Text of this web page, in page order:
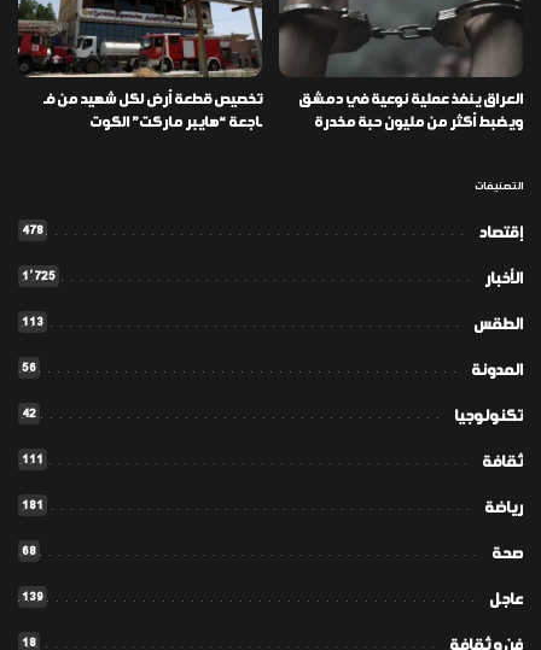
العراق ينفذ عملية نوعية في دمشق
ويضبط أكثر من مليون حبة مخدرة
تخصيص قطعة أرض لكل شهيد من فـ
ـاجعة “هايبر ماركت” الكوت
التصنيفات
إقتصاد 478
الأخبار 1٬725
الطقس 113
المدونة 56
تكنولوجيا 42
ثقافة 111
رياضة 181
صحة 68
عاجل 139
فن و ثقافة 18